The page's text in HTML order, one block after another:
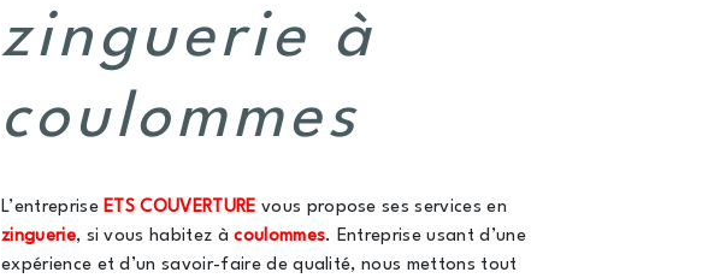
zinguerie à
coulommes
L’entrepriseETS COUVERTURE vous propose ses services en
zinguerie, si vous habitez àcoulommes. Entreprise usant d’une
expérience et d’un savoir-faire de qualité, nous mettons tout